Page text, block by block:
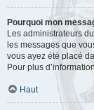
Pourquoi mon
Les administrateurs
les messages que
vous ayez été placé
Pour plus
Haut